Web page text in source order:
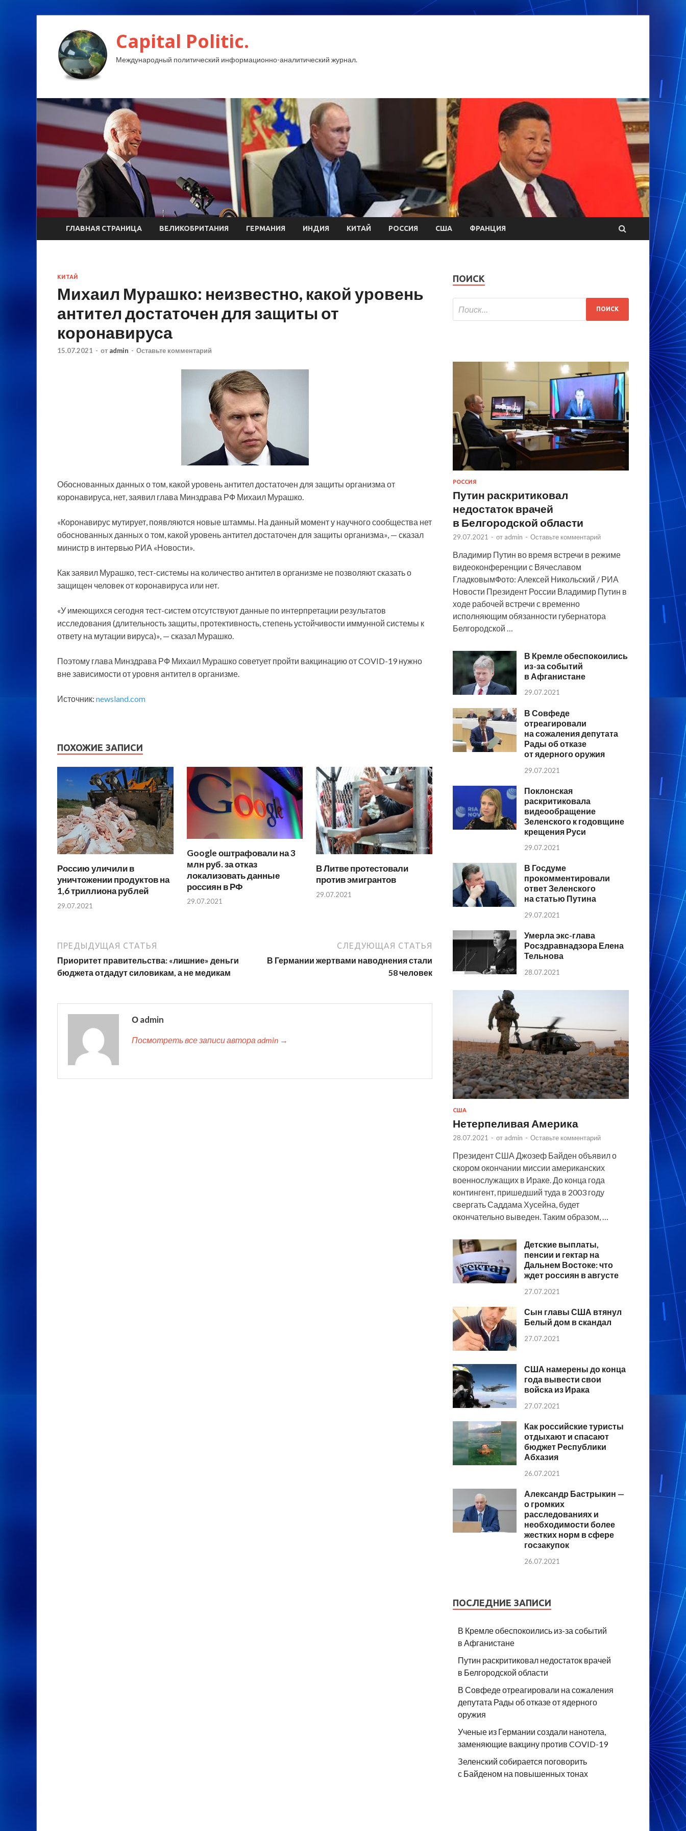
Capital Politic.
Международный политический информационно-аналитический журнал.
ГЛАВНАЯ СТРАНИЦА ВЕЛИКОБРИТАНИЯ ГЕРМАНИЯ ИНДИЯ КИТАЙ РОССИЯ США ФРАНЦИЯ
КИТАЙ
Михаил Мурашко: неизвестно, какой уровень
антител достаточен для защиты от
коронавируса
15.07.2021 - от admin - Оставьте комментарий
Обоснованных данных о том, какой уровень антител достаточен для защиты организма от
коронавируса, нет, заявил глава Минздрава РФ Михаил Мурашко.
«Коронавирус мутирует, появляются новые штаммы. На данный момент у научного сообщества нет
обоснованных данных о том, какой уровень антител достаточен для защиты организма», — сказал
министр в интервью РИА «Новости».
Как заявил Мурашко, тест-системы на количество антител в организме не позволяют сказать о
защищен человек от коронавируса или нет.
«У имеющихся сегодня тест-систем отсутствуют данные по интерпретации результатов
исследования (длительность защиты, протективность, степень устойчивости иммунной системы к
ответу на мутации вируса)», — сказал Мурашко.
Поэтому глава Минздрава РФ Михаил Мурашко советует пройти вакцинацию от COVID-19 нужно
вне зависимости от уровня антител в организме.
Источник: newsland.com
ПОХОЖИЕ ЗАПИСИ
Россию уличили в
уничтожении продуктов на
1,6 триллиона рублей
29.07.2021
Google оштрафовали на 3
млн руб. за отказ
локализовать данные
россиян в РФ
29.07.2021
В Литве протестовали
против эмигрантов
29.07.2021
ПРЕДЫДУЩАЯ СТАТЬЯ
Приоритет правительства: «лишние» деньги
бюджета отдадут силовикам, а не медикам
СЛЕДУЮЩАЯ СТАТЬЯ
В Германии жертвами наводнения стали
58 человек
О admin
Посмотреть все записи автора admin →
ПОИСК
РОССИЯ
Путин раскритиковал
недостаток врачей
в Белгородской области
29.07.2021 - от admin - Оставьте комментарий
Владимир Путин во время встречи в режиме
видеоконференции с Вячеславом
ГладковымФото: Алексей Никольский / РИА
Новости Президент России Владимир Путин в
ходе рабочей встречи с временно
исполняющим обязанности губернатора
Белгородской …
В Кремле обеспокоились
из-за событий
в Афганистане
29.07.2021
В Совфеде
отреагировали
на сожаления депутата
Рады об отказе
от ядерного оружия
29.07.2021
Поклонская
раскритиковала
видеообращение
Зеленского к годовщине
крещения Руси
29.07.2021
В Госдуме
прокомментировали
ответ Зеленского
на статью Путина
29.07.2021
Умерла экс-глава
Росздравнадзора Елена
Тельнова
28.07.2021
США
Нетерпеливая Америка
28.07.2021 - от admin - Оставьте комментарий
Президент США Джозеф Байден объявил о
скором окончании миссии американских
военнослужащих в Ираке. До конца года
контингент, пришедший туда в 2003 году
свергать Саддама Хусейна, будет
окончательно выведен. Таким образом, …
Детские выплаты,
пенсии и гектар на
Дальнем Востоке: что
ждет россиян в августе
27.07.2021
Сын главы США втянул
Белый дом в скандал
27.07.2021
США намерены до конца
года вывести свои
войска из Ирака
27.07.2021
Как российские туристы
отдыхают и спасают
бюджет Республики
Абхазия
26.07.2021
Александр Бастрыкин —
о громких
расследованиях и
необходимости более
жестких норм в сфере
госзакупок
26.07.2021
ПОСЛЕДНИЕ ЗАПИСИ
В Кремле обеспокоились из-за событий
в Афганистане
Путин раскритиковал недостаток врачей
в Белгородской области
В Совфеде отреагировали на сожаления
депутата Рады об отказе от ядерного
оружия
Ученые из Германии создали нанотела,
заменяющие вакцину против COVID-19
Зеленский собирается поговорить
с Байденом на повышенных тонах